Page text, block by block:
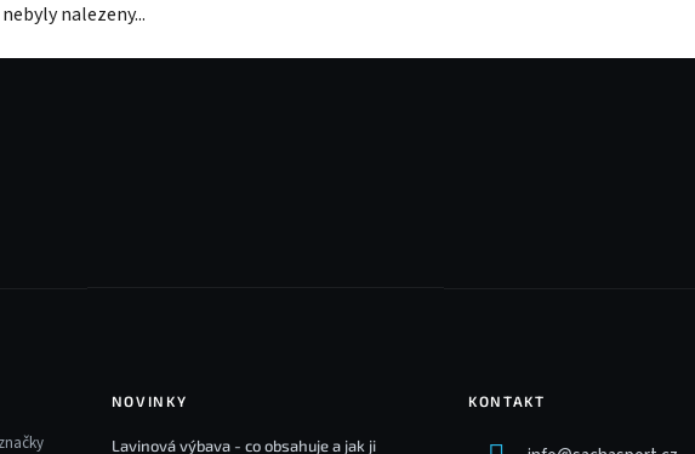
nebyly nalezeny...
NOVINKY
Lavinová výbava - co obsahuje a jak ji
KONTAKT